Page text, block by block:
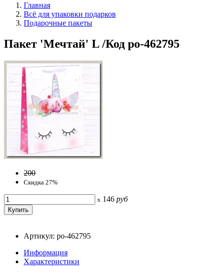
Главная
Всё для упаковки подарков
Подарочные пакеты
Пакет 'Мечтай' L /Код po-462795
200
Скидка 27%
x 146 руб
Артикул: po-462795
Информация
Характеристики